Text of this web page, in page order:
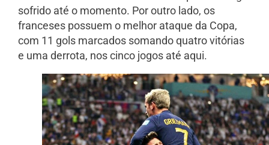
sofrido até o momento. Por outro lado, os
franceses possuem o melhor ataque da Copa,
com 11 gols marcados somando quatro vitórias
e uma derrota, nos cinco jogos até aqui.